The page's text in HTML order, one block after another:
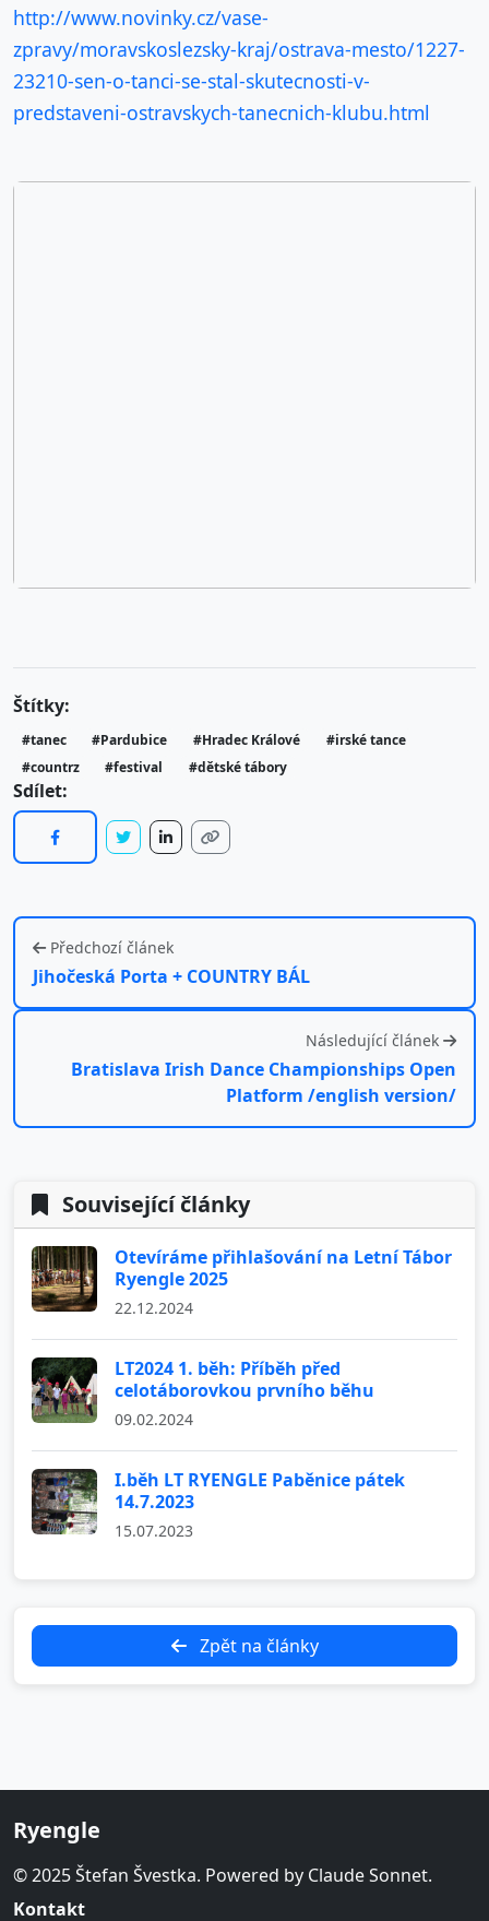
http://www.novinky.cz/vase-
zpravy/moravskoslezsky-kraj/ostrava-mesto/1227-
23210-sen-o-tanci-se-stal-skutecnosti-v-
predstaveni-ostravskych-tanecnich-klubu.html
Štítky:
#tanec #Pardubice #Hradec Králové
#irské tance
#countrz
#festival #dětské tábory
Sdílet:
Předchozí článek
Jihočeská Porta + COUNTRY BÁL
Následující článek
Bratislava Irish Dance Championships Open
Platform /english version/
Související články
Otevíráme přihlašování na Letní Tábor
Ryengle 2025
22.12.2024
LT2024 1. běh: Příběh před
celotáborovkou prvního běhu
09.02.2024
I.běh LT RYENGLE Paběnice pátek
14.7.2023
15.07.2023
Zpět na články
Ryengle
© 2025 Štefan Švestka. Powered by Claude Sonnet.
Kontakt